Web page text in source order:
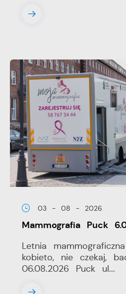
03 - 08 - 2026
Mammografia Puck
Letnia
kobieto, nie czekaj,
06.08.2026 Puck ul...